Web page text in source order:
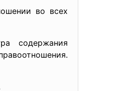
во всех
содержания